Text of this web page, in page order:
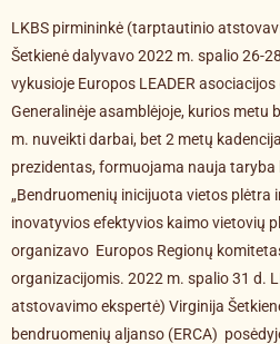
LKBS pirmininkė (tarptautinio
Šetkienė dalyvavo 2022 m. spalio 26-
vykusioje Europos LEADER
Generalinėje asamblėjoje, kurios metu
m. nuveikti darbai, bet 2 metų
prezidentas, formuojama nauja
„Bendruomenių inicijuota vietos plėtra
inovatyvios efektyvios kaimo vietovių
organizavo Europos Regionų
organizacijomis. 2022 m. spalio 31 d.
atstovavimo ekspertė) Virginija
bendruomenių aljanso (ERCA)